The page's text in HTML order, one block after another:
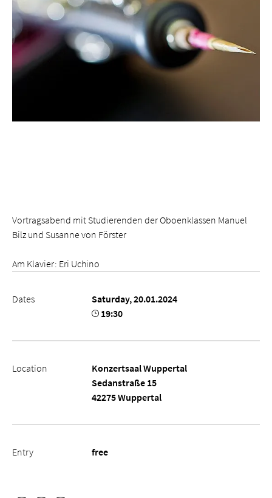
Vortragsabend mit Studierenden der Oboenklassen Manuel
Bilz und Susanne von Förster
Am Klavier: Eri Uchino
Dates
Saturday, 20.01.2024
19:30
Location
Konzertsaal Wuppertal
Sedanstraße 15
42275 Wuppertal
Entry free